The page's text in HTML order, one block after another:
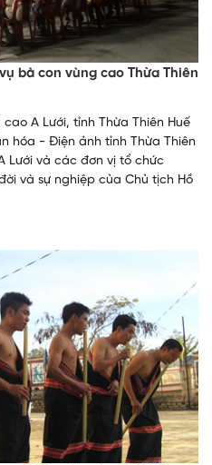
bà con vùng cao Thừa Thiên
cao A Lưới, tỉnh Thừa Thiên Huế
hóa - Điện ảnh tỉnh Thừa Thiên
Lưới và các đơn vị tổ chức
và sự nghiệp của Chủ tịch Hồ